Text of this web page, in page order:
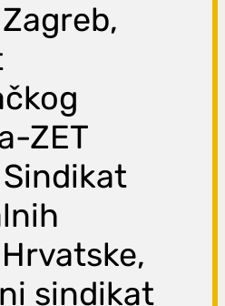
ZET
sindikat